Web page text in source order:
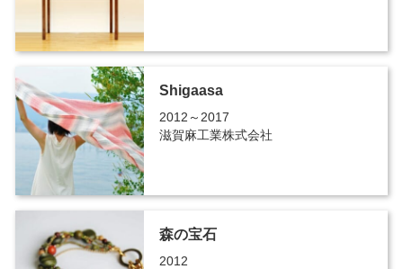
Shigaasa
2012～2017
滋賀麻工業株式会社
森の宝石
2012